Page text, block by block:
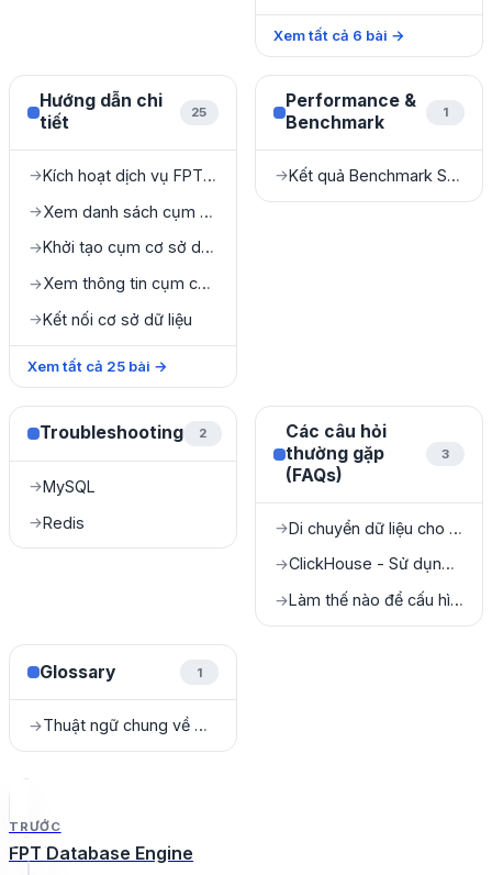
Xem tất cả 6 bài →
Hướng dẫn chi
tiết
25
→ Kích hoạt dịch vụ FPT Database Engine
→ Xem danh sách cụm cơ sở dữ liệu
→ Khởi tạo cụm cơ sở dữ liệu
→ Xem thông tin cụm cơ sở dữ liệu
→Kết nối cơ sở dữ liệu
Xem tất cả 25 bài →
Performance &
Benchmark
1
→ Kết quả Benchmark Sysbench
Troubleshooting 2
→MySQL
→Redis
Các câu hỏi
thường gặp
(FAQs)
3
→ Di chuyển dữ liệu cho SQL Server
→ ClickHouse - Sử dụng High Availability (HA)
→ Làm thế nào để cấu hình NAT cho Kafka?
Glossary 1
→ Thuật ngữ chung về Cloud & DBaaS
TRƯỚC
FPT Database Engine